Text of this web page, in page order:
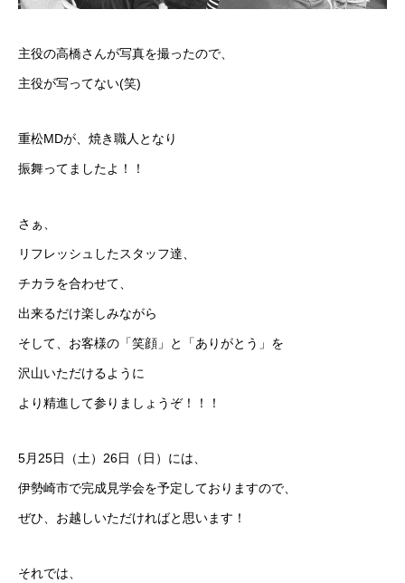
主役の高橋さんが写真を撮ったので、
主役が写ってない(笑)
重松MDが、焼き職人となり
振舞ってましたよ！！
さぁ、
リフレッシュしたスタッフ達、
チカラを合わせて、
出来るだけ楽しみながら
そして、お客様の「笑顔」と「ありがとう」を
沢山いただけるように
より精進して参りましょうぞ！！！
5月25日（土）26日（日）には、
伊勢崎市で完成見学会を予定しておりますので、
ぜひ、お越しいただければと思います！
それでは、